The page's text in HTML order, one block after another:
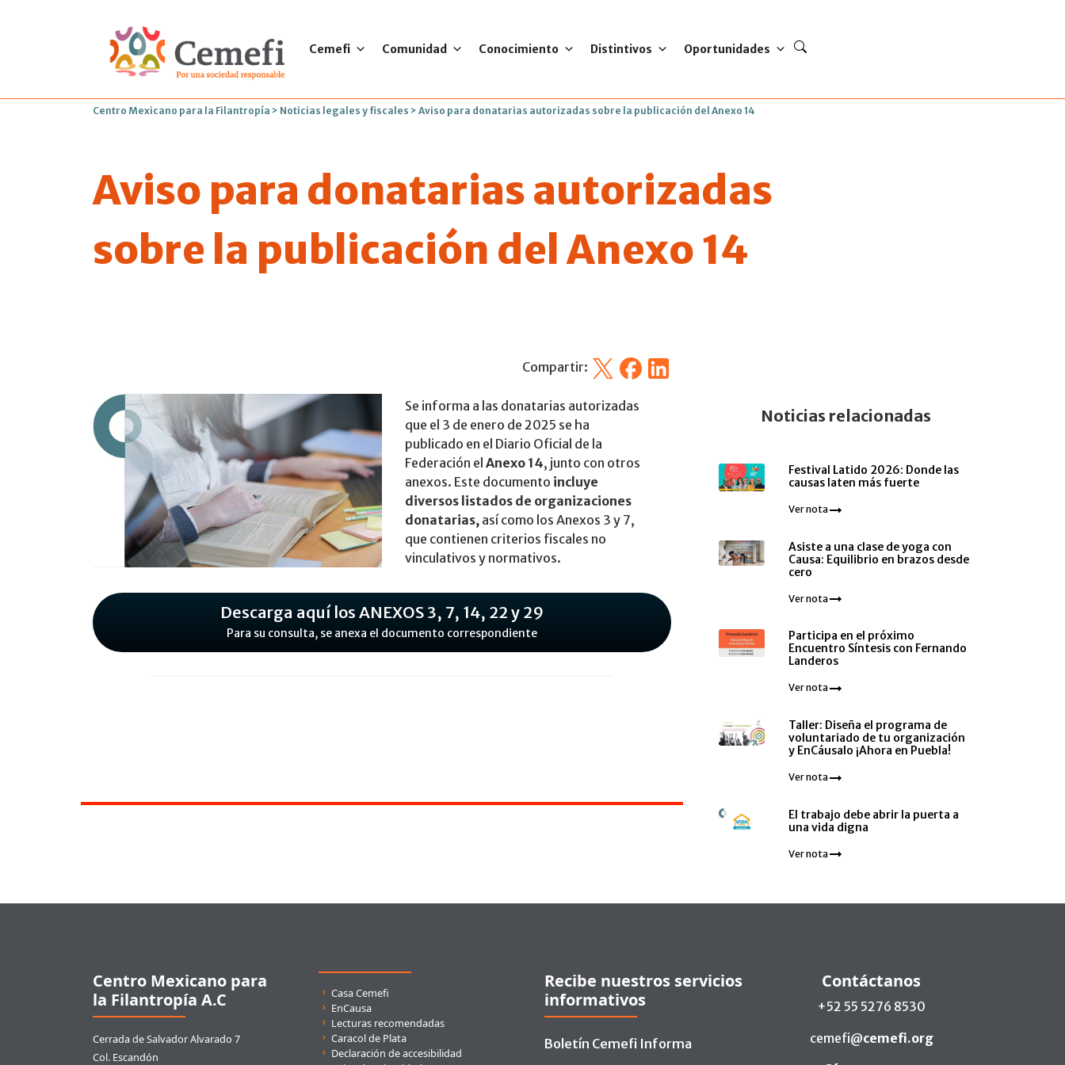
Cemefi Comunidad Conocimiento Distintivos Oportunidades
Centro Mexicano para la Filantropía > Noticias legales y fiscales > Aviso para donatarias autorizadas sobre la publicación del Anexo 14
Aviso para donatarias autorizadas
sobre la publicación del Anexo 14
Compartir: X FacebookLinkedin
Se informa a las donatarias autorizadas
que el 3 de enero de 2025 se ha
publicado en el Diario Oficial de la
Federación elAnexo 14, junto con otros
anexos. Este documento incluye
diversos listados de organizaciones
donatarias, así como los Anexos 3 y 7,
que contienen criterios fiscales no
vinculativos y normativos.
Descarga aquí los ANEXOS 3, 7, 14, 22 y 29
Para su consulta, se anexa el documento correspondiente
Noticias relacionadas
Festival Latido 2026: Donde las
causas laten más fuerte
Ver nota
Asiste a una clase de yoga con
Causa: Equilibrio en brazos desde
cero
Ver nota
Participa en el próximo
Encuentro Síntesis con Fernando
Landeros
Ver nota
Taller: Diseña el programa de
voluntariado de tu organización
y EnCáusalo ¡Ahora en Puebla!
Ver nota
El trabajo debe abrir la puerta a
una vida digna
Ver nota
Centro Mexicano para
la Filantropía A.C
Cerrada de Salvador Alvarado 7
Col. Escandón
Casa Cemefi
EnCausa
Lecturas recomendadas
Caracol de Plata
Declaración de accesibilidad
Recibe nuestros servicios
informativos
Boletín Cemefi Informa
Contáctanos
+52 55 5276 8530
cemefi@cemefi.org